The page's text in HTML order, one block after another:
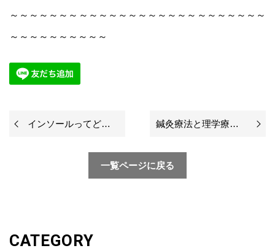
～～～～～～～～～～～～～～～～～～～～～～～～～～
～～～～～～～～～～
インソールってどんなもの？
一覧ページに戻る
鍼灸療法と理学療法の相性
CATEGORY